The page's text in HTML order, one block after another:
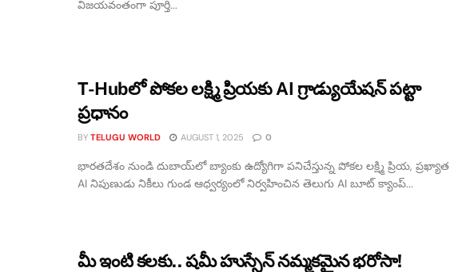
విజయవంతంగా పూర్తి...
T-Hubలో పోకల లక్ష్మి ప్రియకు AI గ్రాడ్యుయేషన్ పట్టా
ప్రధానం
BY TELUGU WORLD AUGUST 1, 2025 0
భారతదేశం నుండి దుబాయ్‌లో బ్యాంకు ఉద్యోగిగా పనిచేస్తున్న పోకల లక్ష్మి ప్రియ, ప్రఖ్యాత
AI నిపుణుడు నికీలు గుండ ఆధ్వర్యంలో నిర్వహించిన తెలుగు AI బూట్ క్యాంప్...
మీ ఇంటి కలకు.. షమీ హుస్సేన్ నమ్మకమైన భరోసా!